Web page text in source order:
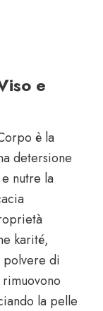
e
è la
detersione
nutre la
karité,
di
la pelle